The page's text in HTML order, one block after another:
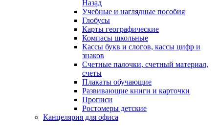
Назад
Учебные и наглядные пособия
Глобусы
Карты географические
Компасы школьные
Кассы букв и слогов, кассы цифр и
знаков
Счетные палочки, счетный материал,
счеты
Плакаты обучающие
Развивающие книги и карточки
Прописи
Ростомеры детские
Канцелярия для офиса